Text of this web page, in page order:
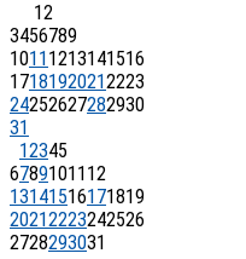
12
3456789
1011 1213141516
17181920212223
24252627282930
31
12345
67891011 12
13141516171819
20212223242526
2728293031